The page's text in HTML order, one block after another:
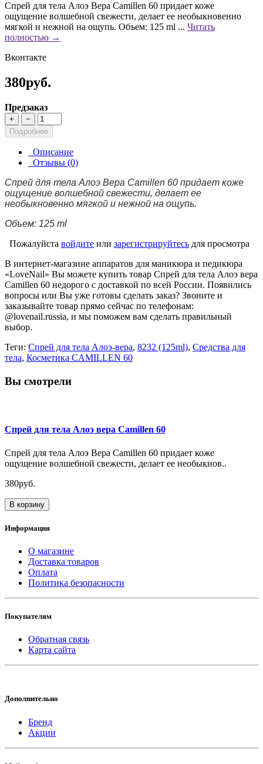
Спрей для тела Алоэ Вера Camillen 60 придает коже
ощущение волшебной свежести, делает ее необыкновенно
мягкой и нежной на ощупь. Объем: 125 ml ... Читать
полностью →
Вконтакте
380руб.
Предзаказ
+
−
Подробнее
Описание
Отзывы (0)
Спрей для тела Алоэ Вера Camillen 60 придает коже
ощущение волшебной свежести, делает ее
необыкновенно мягкой и нежной на ощупь.
Объем: 125 ml
Пожалуйста войдите или зарегистрируйтесь для просмотра
В интернет-магазине аппаратов для маникюра и педикюра
«LoveNail» Вы можете купить товар Спрей для тела Алоэ вера
Camillen 60 недорого с доставкой по всей России. Появились
вопросы или Вы уже готовы сделать заказ? Звоните и
заказывайте товар прямо сейчас по телефонам:
@lovenail.russia, и мы поможем вам сделать правильный
выбор.
Теги: Спрей для тела Алоэ-вера, 8232 (125ml), Средства для
тела, Косметика CAMILLEN 60
Вы смотрели
Спрей для тела Алоэ вера Camillen 60
Спрей для тела Алоэ Вера Camillen 60 придает коже
ощущение волшебной свежести, делает ее необыкнов..
380руб.
В корзину
Информация
О магазине
Доставка товаров
Оплата
Политика безопасности
Покупателям
Обратная связь
Карта сайта
Дополнительно
Бренд
Акции